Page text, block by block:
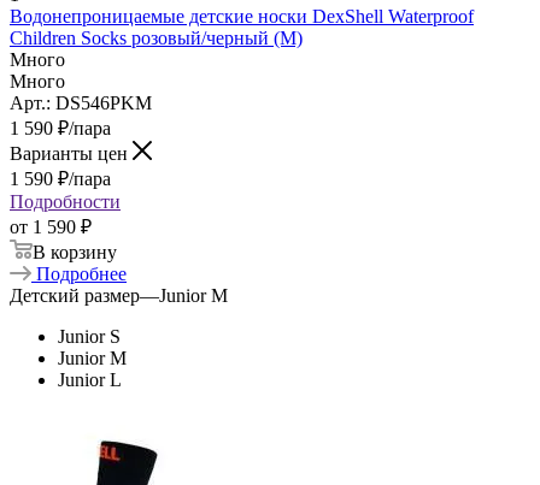
Водонепроницаемые детские носки DexShell Waterproof
Children Socks розовый/черный (M)
Много
Много
Арт.: DS546PKM
1 590 ₽/пара
Варианты цен
1 590 ₽/пара
Подробности
от 1 590 ₽
В корзину
Подробнее
Детский размер—Junior M
Junior S
Junior M
Junior L